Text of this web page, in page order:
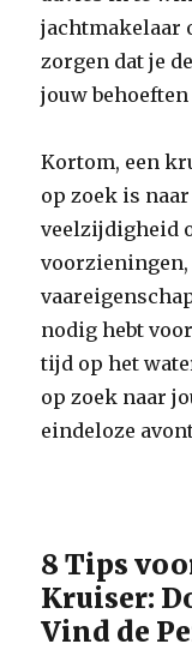
jachtmakelaar
zorgen dat je
jouw behoeften
Kortom, een
op zoek is
veelzijdigheid
nodig hebt
tijd op het
op zoek naar
eindeloze
8 Tips
Kruiser:
Vind de